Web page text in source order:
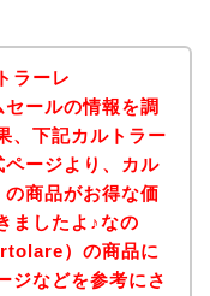
ラーレ
ールの情報を調
、下記カルトラー
ージより、カル
商品がお得な価
ましたよ♪なの
）の商品に
ジなどを参考にさ